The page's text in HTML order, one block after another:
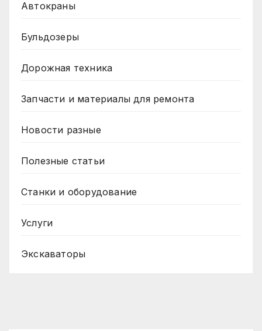
Автокраны
Бульдозеры
Дорожная техника
Запчасти и материалы для ремонта
Новости разные
Полезные статьи
Станки и оборудование
Услуги
Экскаваторы